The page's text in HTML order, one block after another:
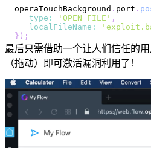
operaTouchBackground . port .
type : 'OPEN_FILE' ,
localFileName :
} ) ;
最后只需借助一个让人们信任的
（拖动）即可激活漏洞利用了！